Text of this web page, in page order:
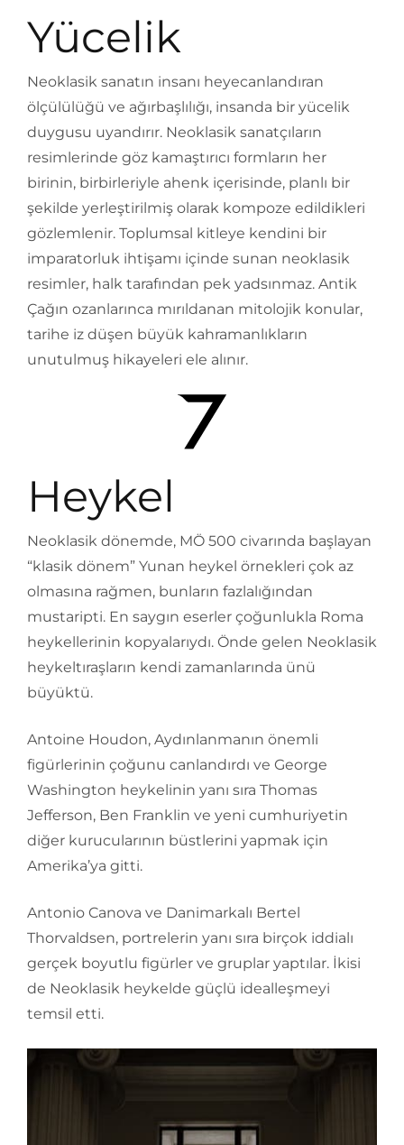
Yücelik
Neoklasik sanatın insanı heyecanlandıran
ölçülülüğü ve ağırbaşlılığı, insanda bir yücelik
duygusu uyandırır. Neoklasik sanatçıların
resimlerinde göz kamaştırıcı formların her
birinin, birbirleriyle ahenk içerisinde, planlı bir
şekilde yerleştirilmiş olarak kompoze edildikleri
gözlemlenir. Toplumsal kitleye kendini bir
imparatorluk ihtişamı içinde sunan neoklasik
resimler, halk tarafından pek yadsınmaz. Antik
Çağın ozanlarınca mırıldanan mitolojik konular,
tarihe iz düşen büyük kahramanlıkların
unutulmuş hikayeleri ele alınır.
Heykel
Neoklasik dönemde, MÖ 500 civarında başlayan
“klasik dönem” Yunan heykel örnekleri çok az
olmasına rağmen, bunların fazlalığından
mustaripti. En saygın eserler çoğunlukla Roma
heykellerinin kopyalarıydı. Önde gelen Neoklasik
heykeltıraşların kendi zamanlarında ünü
büyüktü.
Antoine Houdon, Aydınlanmanın önemli
figürlerinin çoğunu canlandırdı ve George
Washington heykelinin yanı sıra Thomas
Jefferson, Ben Franklin ve yeni cumhuriyetin
diğer kurucularının büstlerini yapmak için
Amerika’ya gitti.
Antonio Canova ve Danimarkalı Bertel
Thorvaldsen, portrelerin yanı sıra birçok iddialı
gerçek boyutlu figürler ve gruplar yaptılar. İkisi
de Neoklasik heykelde güçlü idealleşmeyi
temsil etti.